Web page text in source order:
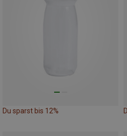
Du sparst bis 12%